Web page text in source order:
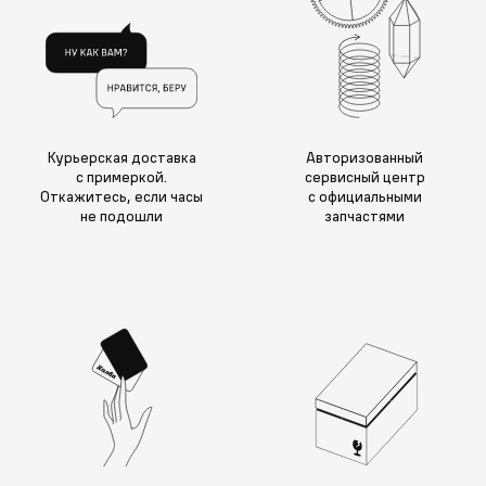
Курьерская доставка
с примеркой.
Откажитесь, если часы
не подошли
Авторизованный
сервисный центр
с официальными
запчастями